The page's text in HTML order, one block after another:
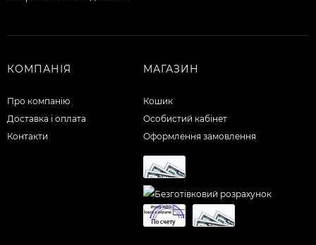
КОМПАНІЯ
Про компанію
Доставка і оплата
Контакти
МАГАЗИН
Кошик
Особистий кабінет
Оформлення замовлення